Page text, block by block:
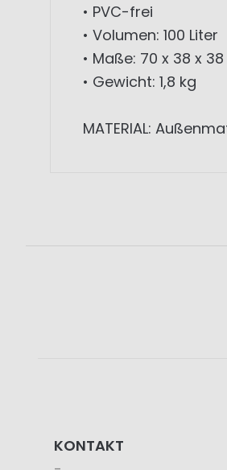
• PVC-frei
• Volumen: 100 Liter
• Maße: 70 x 38 x
• Gewicht: 1,8 kg
MATERIAL:
KONTAKT